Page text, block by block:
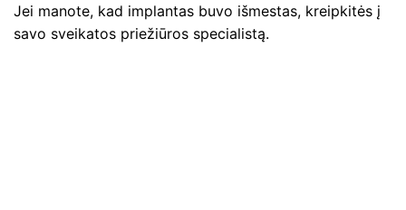
Jei manote, kad implantas buvo išmestas, kreipkitės į
savo sveikatos priežiūros specialistą.